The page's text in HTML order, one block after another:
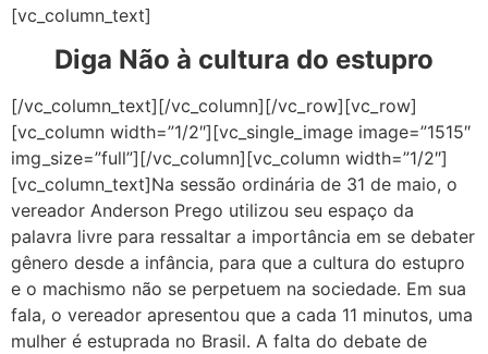
[vc_column_text]
Diga Não à cultura do estupro
[/vc_column_text][/vc_column][/vc_row][vc_row]
[vc_column width=”1/2″][vc_single_image image=”1515″
img_size=”full”][/vc_column][vc_column width=”1/2″]
[vc_column_text]Na sessão ordinária de 31 de maio, o
vereador Anderson Prego utilizou seu espaço da
palavra livre para ressaltar a importância em se debater
gênero desde a infância, para que a cultura do estupro
e o machismo não se perpetuem na sociedade. Em sua
fala, o vereador apresentou que a cada 11 minutos, uma
mulher é estuprada no Brasil. A falta do debate de